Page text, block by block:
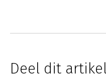
Deel dit